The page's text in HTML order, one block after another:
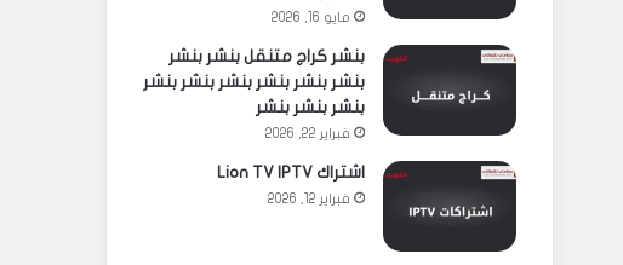
مايو 16, 2026
بنشر كراج متنقل بنشر بنشر
بنشر بنشر بنشر بنشر بنشر بنشر
بنشر بنشر بنشر
فبراير 22, 2026
اشتراك Lion TV IPTV
فبراير 12, 2026